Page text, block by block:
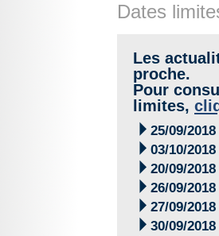
Dates
Les
proche.
Pour
limites,
 25/09/2018
 03/10/2018
 20/09/2018
 26/09/2018
 27/09/2018
 30/09/2018